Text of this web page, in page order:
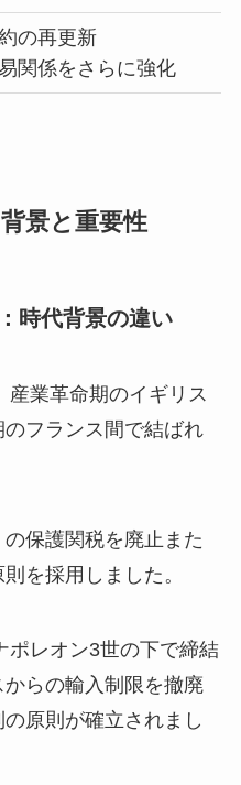
の再更新
関係をさらに強化
景と重要性
時代背景の違い
産業革命期のイギリス
フランス間で結ばれ
保護関税を廃止また
を採用しました。
ポレオン3世の下で締結
らの輸入制限を撤廃
原則が確立されまし